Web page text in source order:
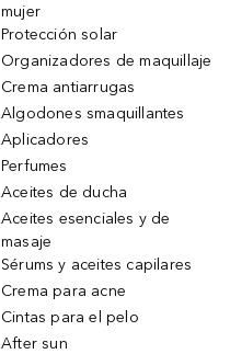
mujer
Protección solar
Organizadores de maquillaje
Crema antiarrugas
Algodones smaquillantes
Aplicadores
Perfumes
Aceites de ducha
Aceites esenciales y de
masaje
Sérums y aceites capilares
Crema para acne
Cintas para el pelo
After sun